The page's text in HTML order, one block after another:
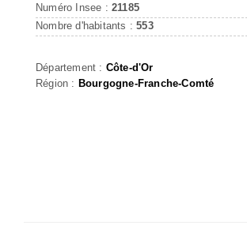
Numéro Insee : 21185
Nombre d'habitants :553
Département : Côte-d'Or
Région : Bourgogne-Franche-Comté